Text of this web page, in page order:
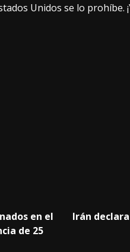
Unidos se lo prohíbe.
en el
de 25
Irán